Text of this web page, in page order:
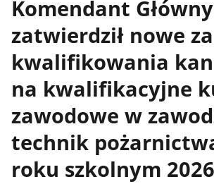
Komendant Główny
zatwierdził nowe
kwalifikowania
na kwalifikacyjne
zawodowe w
technik
roku szkolnym